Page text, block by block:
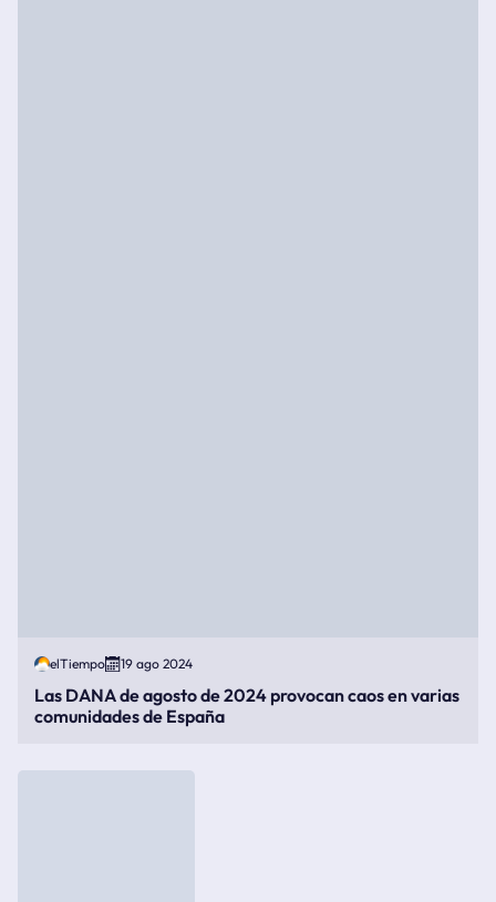
elTiempo 19 ago 2024
Las DANA de agosto de 2024 provocan caos en varias
comunidades de España